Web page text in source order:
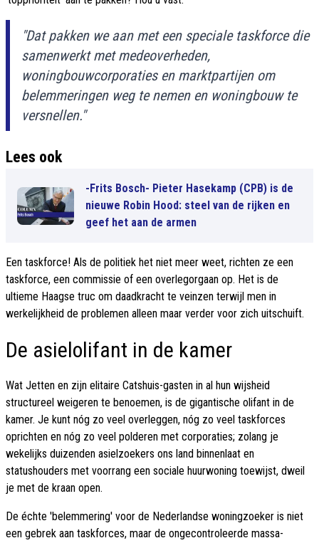
"Dat pakken we aan met een speciale taskforce die
samenwerkt met medeoverheden,
woningbouwcorporaties en marktpartijen om
belemmeringen weg te nemen en woningbouw te
versnellen."
Lees ook
-Frits Bosch- Pieter Hasekamp (CPB) is de
nieuwe Robin Hood: steel van de rijken en
geef het aan de armen
Een taskforce! Als de politiek het niet meer weet, richten ze een
taskforce, een commissie of een overlegorgaan op. Het is de
ultieme Haagse truc om daadkracht te veinzen terwijl men in
werkelijkheid de problemen alleen maar verder voor zich uitschuift.
De asielolifant in de kamer
Wat Jetten en zijn elitaire Catshuis-gasten in al hun wijsheid
structureel weigeren te benoemen, is de gigantische olifant in de
kamer. Je kunt nóg zo veel overleggen, nóg zo veel taskforces
oprichten en nóg zo veel polderen met corporaties; zolang je
wekelijks duizenden asielzoekers ons land binnenlaat en
statushouders met voorrang een sociale huurwoning toewijst, dweil
je met de kraan open.
De échte 'belemmering' voor de Nederlandse woningzoeker is niet
een gebrek aan taskforces, maar de ongecontroleerde massa-